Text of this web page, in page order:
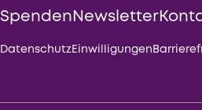
Spenden Newsletter
DatenschutzEinwilligungen